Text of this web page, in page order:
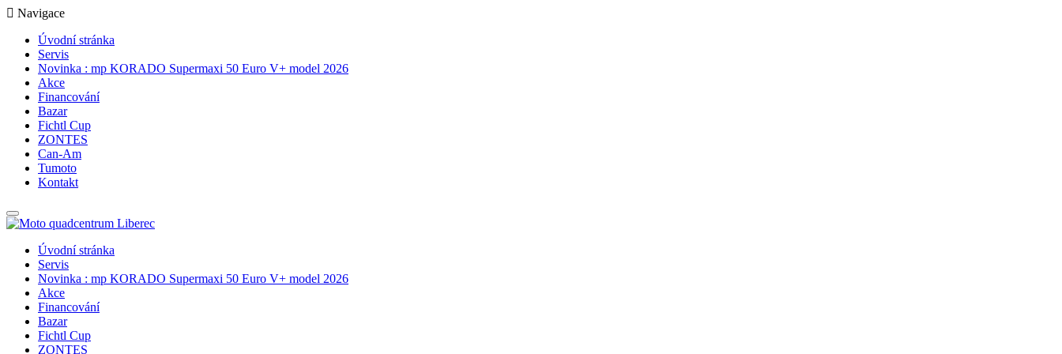
Navigace
Úvodní stránka
Servis
Novinka : mp KORADO Supermaxi 50 Euro V+ model 2026
Akce
Financování
Bazar
Fichtl Cup
ZONTES
Can-Am
Tumoto
Kontakt
Úvodní stránka
Servis
Novinka : mp KORADO Supermaxi 50 Euro V+ model 2026
Akce
Financování
Bazar
Fichtl Cup
ZONTES